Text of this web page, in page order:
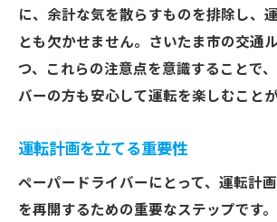
に、余計な気を散らすものを排除し、
とも欠かせません。さいたま市の交通
つ、これらの注意点を意識することで
バーの方も安心して運転を楽しむことが
運転計画を立てる重要性
ペーパードライバーにとって、運転計
を再開するための重要なステップです